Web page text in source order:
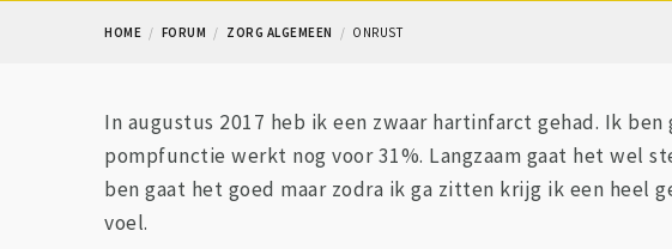
HOME FORUM ZORG ALGEMEEN ONRUST
In augustus 2017 heb ik een zwaar hartinfarct gehad. Ik
pompfunctie werkt nog voor 31%. Langzaam gaat het wel
ben gaat het goed maar zodra ik ga zitten krijg ik een heel
voel.